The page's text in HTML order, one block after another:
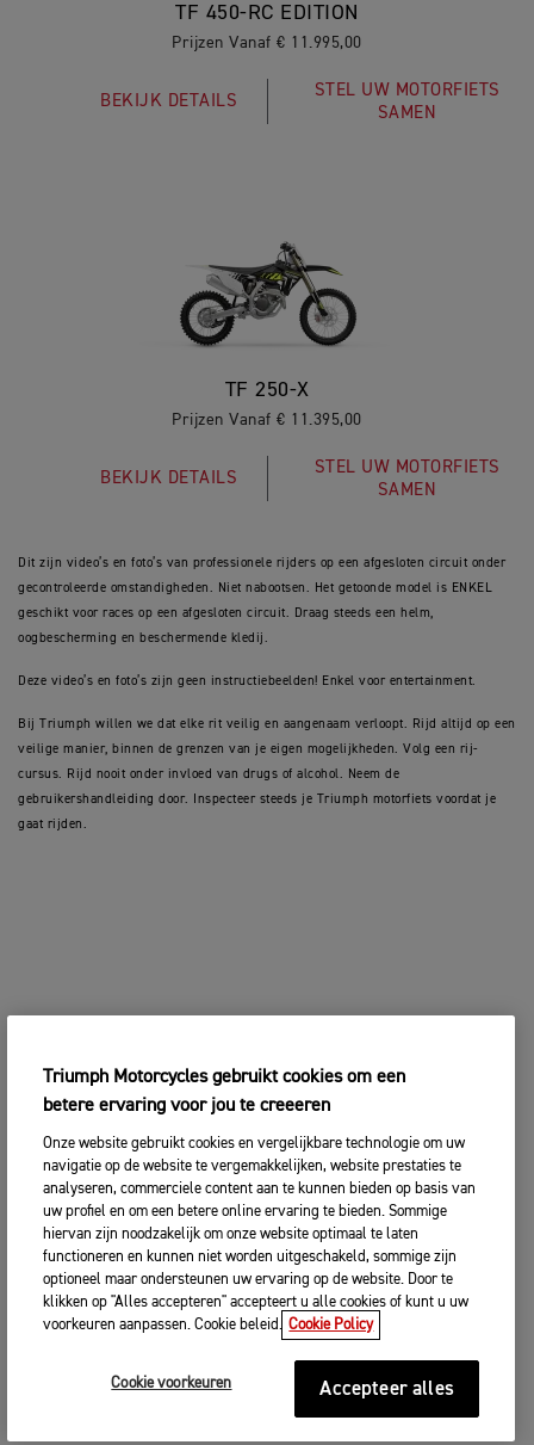
TF 450-RC EDITION
Prijzen Vanaf € 11.995,00
BEKIJK DETAILS
STEL UW MOTORFIETS
SAMEN
TF 250-X
Prijzen Vanaf € 11.395,00
BEKIJK DETAILS
STEL UW MOTORFIETS
SAMEN
Dit zijn video’s en foto’s van professionele rijders op een afgesloten circuit onder
gecontroleerde omstandigheden. Niet nabootsen. Het getoonde model is ENKEL
geschikt voor races op een afgesloten circuit. Draag steeds een helm,
oogbescherming en beschermende kledij.
Deze video’s en foto’s zijn geen instructiebeelden! Enkel voor entertainment.
Bij Triumph willen we dat elke rit veilig en aangenaam verloopt. Rijd altijd op een
veilige manier, binnen de grenzen van je eigen mogelijkheden. Volg een rij-
cursus. Rijd nooit onder invloed van drugs of alcohol. Neem de
gebruikershandleiding door. Inspecteer steeds je Triumph motorfiets voordat je
gaat rijden.
Triumph Motorcycles gebruikt cookies om een
betere ervaring voor jou te creeeren
Onze website gebruikt cookies en vergelijkbare technologie om uw
navigatie op de website te vergemakkelijken, website prestaties te
analyseren, commerciele content aan te kunnen bieden op basis van
uw profiel en om een betere online ervaring te bieden. Sommige
hiervan zijn noodzakelijk om onze website optimaal te laten
functioneren en kunnen niet worden uitgeschakeld, sommige zijn
optioneel maar ondersteunen uw ervaring op de website. Door te
klikken op "Alles accepteren" accepteert u alle cookies of kunt u uw
voorkeuren aanpassen. Cookie beleid. Cookie Policy
Cookie voorkeuren Accepteer alles